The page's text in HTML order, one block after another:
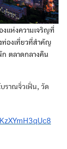
งแห่งความเจริญที่
ท่องเที่ยวที่สำคัญ
ก ตลาดกลางคืน
ราณจิ่วเฟิ่น, วัด